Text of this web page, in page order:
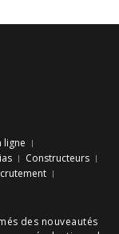
ligne
Constructeurs
des nouveautés